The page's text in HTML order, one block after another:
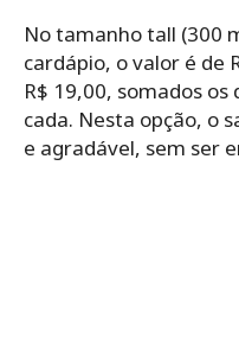
No tamanho tall (300
cardápio, o valor é de
R$ 19,00, somados os
cada. Nesta opção, o
e agradável, sem ser